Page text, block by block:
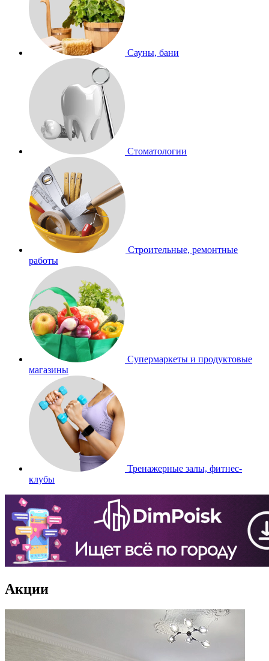
Сауны, бани
Стоматологии
Строительные, ремонтные
работы
Супермаркеты и продуктовые
магазины
Тренажерные залы, фитнес-
клубы
Акции